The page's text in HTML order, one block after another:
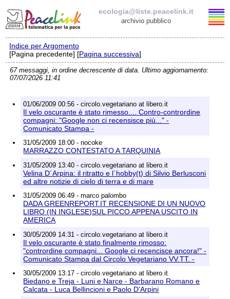
ecologia@liste.peacelink.it
archivio pubblico
Elenco delle liste
ecologia@liste.peacelink.it
Policy delle liste di PeaceLink
Informativa sulla privacy
Richieste di rimozione
Indice per Argomento
[Pagina precedente] [Pagina successiva]
67 messaggi, in ordine decrescente di data. Ultimo aggiornamento:
07/07/2026 11:41
01/06/2009 00:56 - circolo.vegetariano at libero.it
Il velo oscurante è stato rimesso.... Contro-contrordine
compagni: "Google non ci recensisce più..." -
Comunicato Stampa -
31/05/2009 18:00 - nocoke
MARRAZZO CONTESTATO A TARQUINIA
31/05/2009 13:40 - circolo.vegetariano at libero.it
Velina D´Arpina: il ritratto e l´hobby(t) di Silvio Berlusconi
ed altre notizie di cielo di terra e di mare
31/05/2009 06:49 - marco palombo
DADA GREENREPORT.IT RECENSIONE DI UN NUOVO
LIBRO (IN INGLESE)SUL PICCO APPENA USCITO IN
AMERICA
30/05/2009 14:31 - circolo.vegetariano at libero.it
Il velo oscurante è stato finalmente rimosso:
"contrordine compagni... Google ci recencisce ancora!" -
Comunicato Stampa dal Circolo Vegetariano VV.TT. -
30/05/2009 13:17 - circolo.vegetariano at libero.it
Biedano e Treja - Luni e Narce - Barbarano Romano e
Calcata - Luca Bellincioni e Paolo D'Arpini